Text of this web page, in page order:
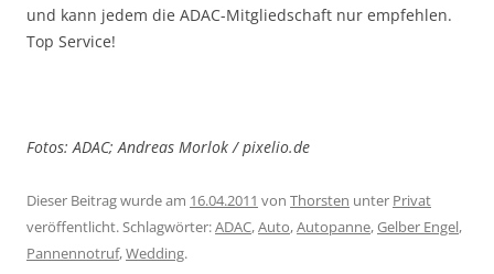
und kann jedem die ADAC-Mitgliedschaft nur empfehlen.
Top Service!
Fotos: ADAC; Andreas Morlok / pixelio.de
Dieser Beitrag wurde am 16.04.2011 von Thorsten unter Privat
veröffentlicht. Schlagwörter:ADAC,Auto,Autopanne,Gelber Engel,
Pannennotruf,Wedding.